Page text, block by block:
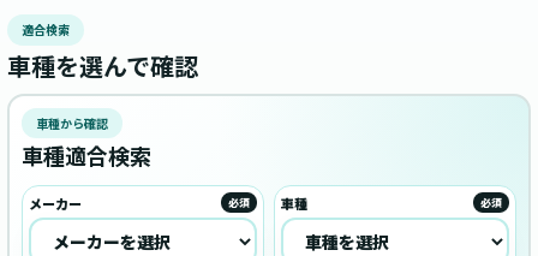
適合検索
車種を選んで確認
車種から確認
車種適合検索
メーカー 必須 車種 必須